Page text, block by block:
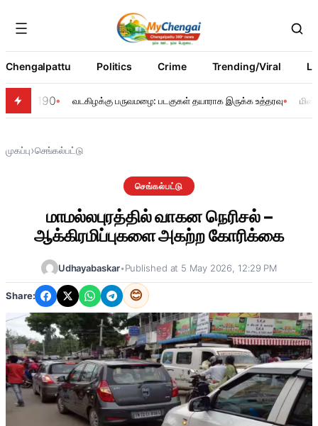
Chengalpattu Politics Crime Trending/Viral
190 வடகிழக்கு பருவமழை: படகுகள் தயாராக இருக்க உத்தரவு
முகப்பு›செங்கல்பட்டு
செங்கல்பட்டு
மாமல்லபுரத்தில் வாகன நெரிசல் –
ஆக்கிரமிப்புகளை அகற்ற கோரிக்கை
Udhayabaskar•Published at 5 May 2026, 12:29 PM
Share: 😊